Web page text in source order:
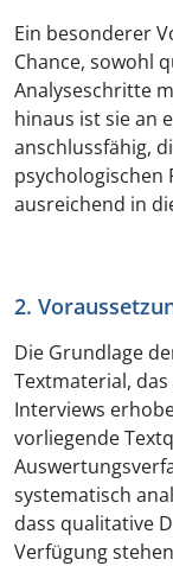
Ein besonderer
Chance, sowohl
Analyseschritte
hinaus ist sie an
anschlussfähig,
psychologischen
ausreichend in
2.
Die Grundlage
Textmaterial,
Interviews
vorliegende
systematisch
dass qualitative
Verfügung